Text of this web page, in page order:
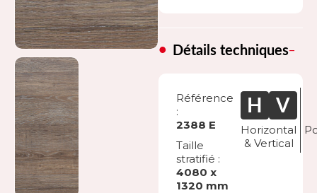
Détails techniques
Référence
:
2388 E
Taille
stratifié :
4080 x
1320 mm
Horizontal
& Vertical